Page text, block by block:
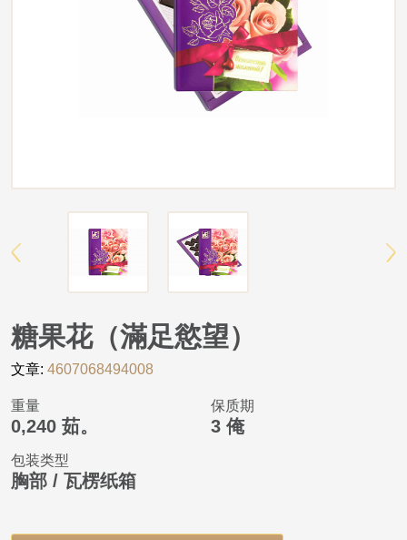
糖果花（滿足慾望）
文章: 4607068494008
重量
0,240 茹。
保质期
3 俺
包装类型
胸部 / 瓦楞纸箱